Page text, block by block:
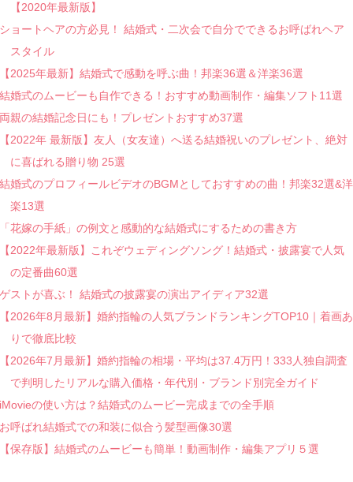
【2020年最新版】
ショートヘアの方必見！ 結婚式・二次会で自分でできるお呼ばれヘア
スタイル
【2025年最新】結婚式で感動を呼ぶ曲！邦楽36選＆洋楽36選
結婚式のムービーも自作できる！おすすめ動画制作・編集ソフト11選
両親の結婚記念日にも！プレゼントおすすめ37選
【2022年 最新版】友人（女友達）へ送る結婚祝いのプレゼント、絶対
に喜ばれる贈り物 25選
結婚式のプロフィールビデオのBGMとしておすすめの曲！邦楽32選&洋
楽13選
「花嫁の手紙」の例文と感動的な結婚式にするための書き方
【2022年最新版】これぞウェディングソング！結婚式・披露宴で人気
の定番曲60選
ゲストが喜ぶ！ 結婚式の披露宴の演出アイディア32選
【2026年8月最新】婚約指輪の人気ブランドランキングTOP10｜着画あ
りで徹底比較
【2026年7月最新】婚約指輪の相場・平均は37.4万円！333人独自調査
で判明したリアルな購入価格・年代別・ブランド別完全ガイド
iMovieの使い方は？結婚式のムービー完成までの全手順
お呼ばれ結婚式での和装に似合う髪型画像30選
【保存版】結婚式のムービーも簡単！動画制作・編集アプリ５選